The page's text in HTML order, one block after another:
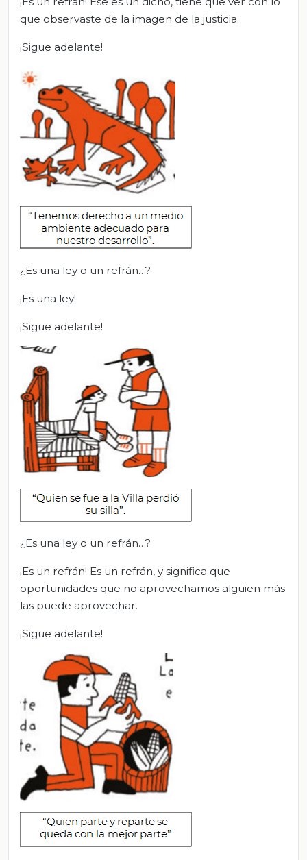
que observaste de la imagen de la justicia.
¡Sigue adelante!
¿Es una ley o un refrán…?
¡Es una ley!
¡Sigue adelante!
¿Es una ley o un refrán…?
¡Es un refrán! Es un refrán, y significa que
oportunidades que no aprovechamos alguien más
las puede aprovechar.
¡Sigue adelante!